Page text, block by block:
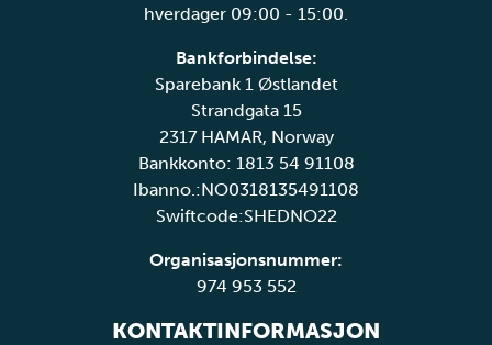
hverdager 09:00 - 15:00.
Bankforbindelse:
Sparebank 1 Østlandet
Strandgata 15
2317 HAMAR, Norway
Bankkonto: 1813 54 91108
Ibanno.:NO0318135491108
Swiftcode:SHEDNO22
Organisasjonsnummer:
974 953 552
KONTAKTINFORMASJON